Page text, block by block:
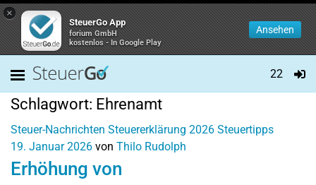
×
SteuerGo App
forium GmbH
kostenlos - In Google Play
Ansehen
22
Schlagwort: Ehrenamt
Steuer-Nachrichten Steuererklärung 2026 Steuertipps
19. Januar 2026 von Thilo Rudolph
Erhöhung von